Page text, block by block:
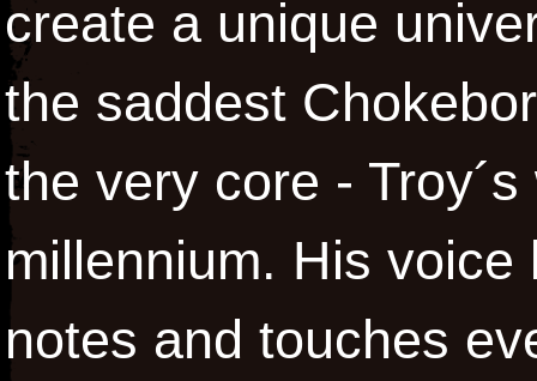
create a unique
the saddest
the very core -
millennium. His
notes and touches